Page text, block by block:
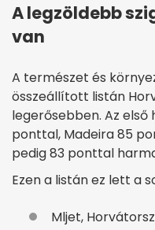
A legzöldebb
van
A természet és
összeállított listán
legerősebben. Az
ponttal, Madeira 85
pedig 83 ponttal
Ezen a listán ez lett a
Mljet,